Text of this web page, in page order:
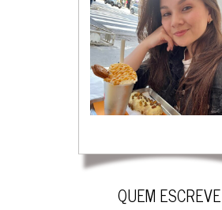
QUEM ESCREVE